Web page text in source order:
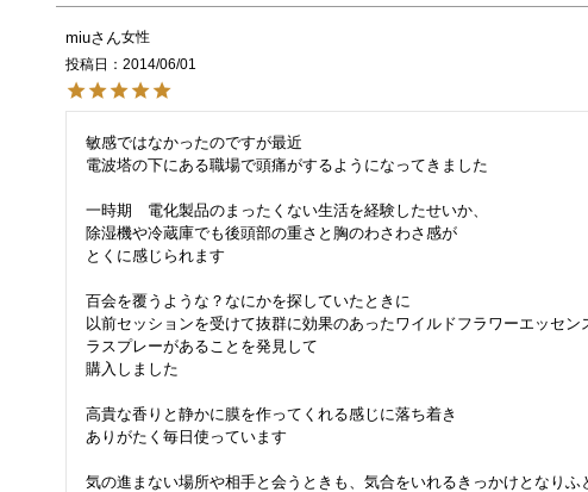
miu
女性
投稿日
2014/06/01
敏感ではなかったのですが最近
電波塔の下にある職場で頭痛がするようになってきました
一時期　電化製品のまったくない生活を経験したせいか、
除湿機や冷蔵庫でも後頭部の重さと胸のわさわさ感が
とくに感じられます
百会を覆うような？なにかを探していたときに
以前セッションを受けて抜群に効果のあったワイルドフラワーエッセン
ラスプレーがあることを発見して
購入しました
高貴な香りと静かに膜を作ってくれる感じに落ち着き
ありがたく毎日使っています
気の進まない場所や相手と会うときも、気合をいれるきっかけとなりふ